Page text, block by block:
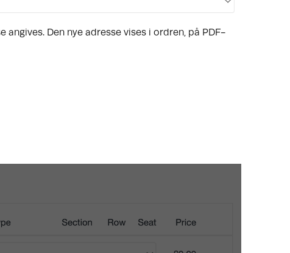
Den nye adresse vises i ordren, på PDF-